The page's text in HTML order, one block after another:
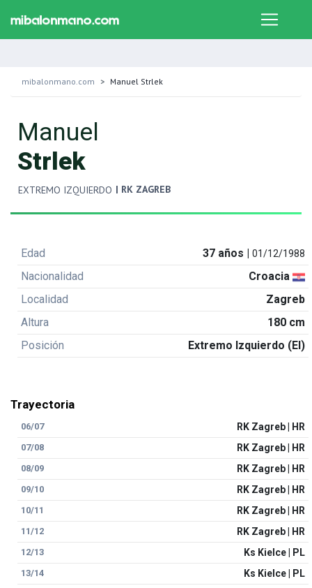
mibalonmano.com Manuel Strlek
Manuel
Strlek
EXTREMO IZQUIERDO | RK ZAGREB
Edad 37 años |01/12/1988
Nacionalidad
Croacia
Localidad
Zagreb
Altura
180 cm
Posición
Extremo Izquierdo (EI)
Trayectoria
06/07 RK Zagreb | HR
07/08 RK Zagreb | HR
08/09 RK Zagreb | HR
09/10 RK Zagreb | HR
10/11 RK Zagreb | HR
11/12 RK Zagreb | HR
12/13 Ks Kielce | PL
13/14 Ks Kielce | PL